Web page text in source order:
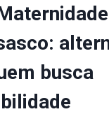
busca